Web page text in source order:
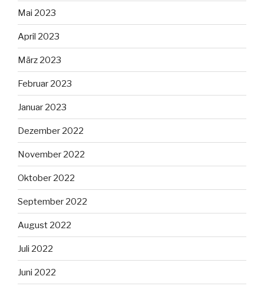
Mai 2023
April 2023
März 2023
Februar 2023
Januar 2023
Dezember 2022
November 2022
Oktober 2022
September 2022
August 2022
Juli 2022
Juni 2022